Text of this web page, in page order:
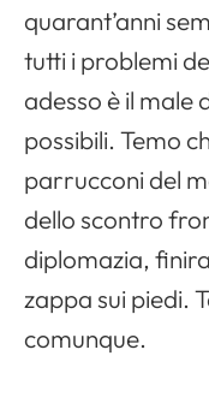
quarant’anni
tutti i problemi
adesso è il male
possibili. Temo
parrucconi del
dello scontro
diplomazia,
zappa sui piedi.
comunque.